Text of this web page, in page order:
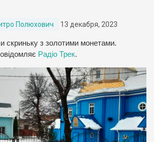
Полюхович 13 декабря, 2023
скриньку з золотими монетами.
Радіо Трек.